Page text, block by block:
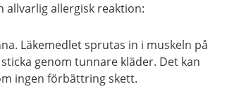
allvarlig allergisk reaktion:
Läkemedlet sprutas in i muskeln på
genom tunnare kläder. Det kan
ingen förbättring skett.